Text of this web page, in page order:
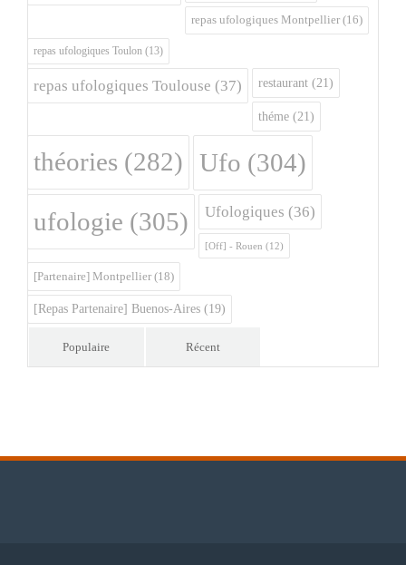
repas ufologiques Montpellier (16)
repas ufologiques Toulon (13)
repas ufologiques Toulouse (37) restaurant (21)
théme (21)
théories (282) Ufo (304)
ufologie (305) Ufologiques (36)
[Off] - Rouen (12)
[Partenaire] Montpellier (18)
[Repas Partenaire] Buenos-Aires (19)
Populaire Récent